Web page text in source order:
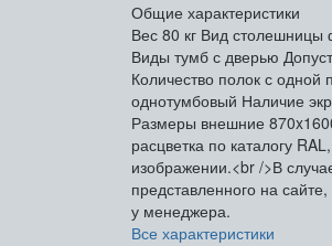
Общие характеристики
Вес 80 кг Вид столешницы
Виды тумб с дверью
Количество полок с одной
однотумбовый Наличие
Размеры внешние
расцветка по каталогу
изображении.<br />В
представленного на
у менеджера.
Все характеристики